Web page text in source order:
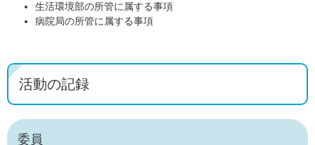
生活環境部の所管に属する事項
病院局の所管に属する事項
活動の記録
委員